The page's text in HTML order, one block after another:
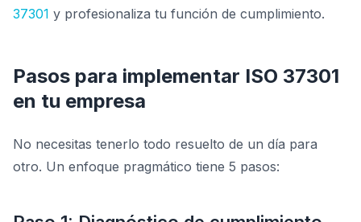
37301 y profesionaliza tu función de cumplimiento.
Pasos para implementar ISO 37301
en tu empresa
No necesitas tenerlo todo resuelto de un día para
otro. Un enfoque pragmático tiene 5 pasos: